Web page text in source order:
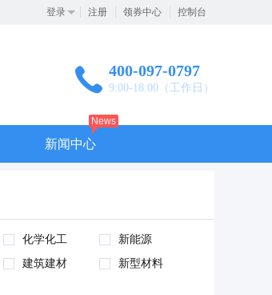
登录 注册 领券中心 控制台
400-097-0797
9:00-18:00（工作日）
新闻中心
News
化学化工
新能源
建筑建材
新型材料